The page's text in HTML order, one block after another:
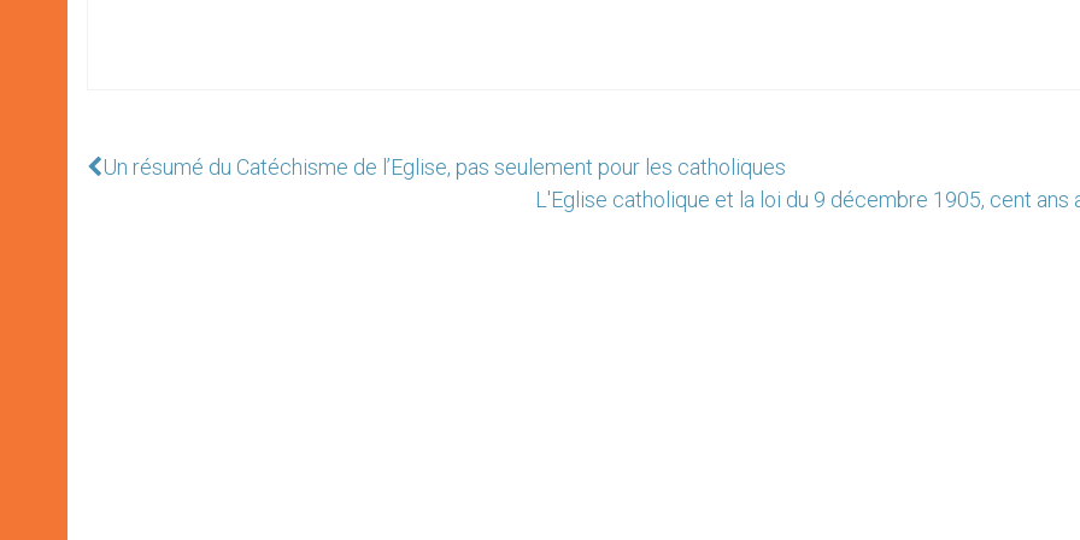
Un résumé du Catéchisme de l’Eglise, pas seulement pour les catholiques
L'Eglise catholique et la loi du 9 décembre 1905, cent ans